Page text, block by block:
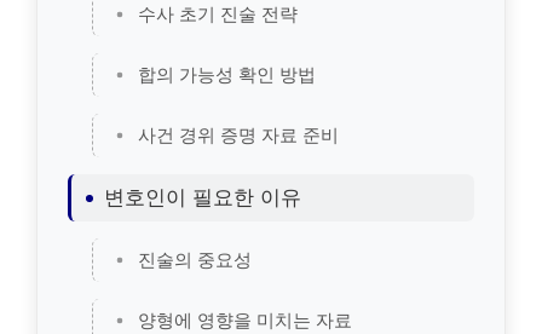
수사 초기 진술 전략
합의 가능성 확인 방법
사건 경위 증명 자료 준비
변호인이 필요한 이유
진술의 중요성
양형에 영향을 미치는 자료